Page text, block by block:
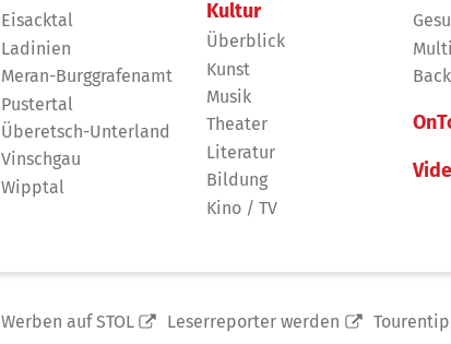
Eisacktal
Ladinien
Meran-Burggrafenamt
Pustertal
Überetsch-Unterland
Vinschgau
Wipptal
Kultur
Überblick
Kunst
Musik
Theater
Literatur
Bildung
Kino / TV
Werben auf STOL Leserreporter werden